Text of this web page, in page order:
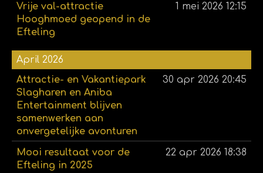
Vrije val-attractie
Hooghmoed geopend in de
Efteling
1 mei 2026 12:15
April 2026
Attractie- en Vakantiepark
Slagharen en Aniba
Entertainment blijven
samenwerken aan
onvergetelijke avonturen
30 apr 2026 20:45
Mooi resultaat voor de
Efteling in 2025
22 apr 2026 18:38